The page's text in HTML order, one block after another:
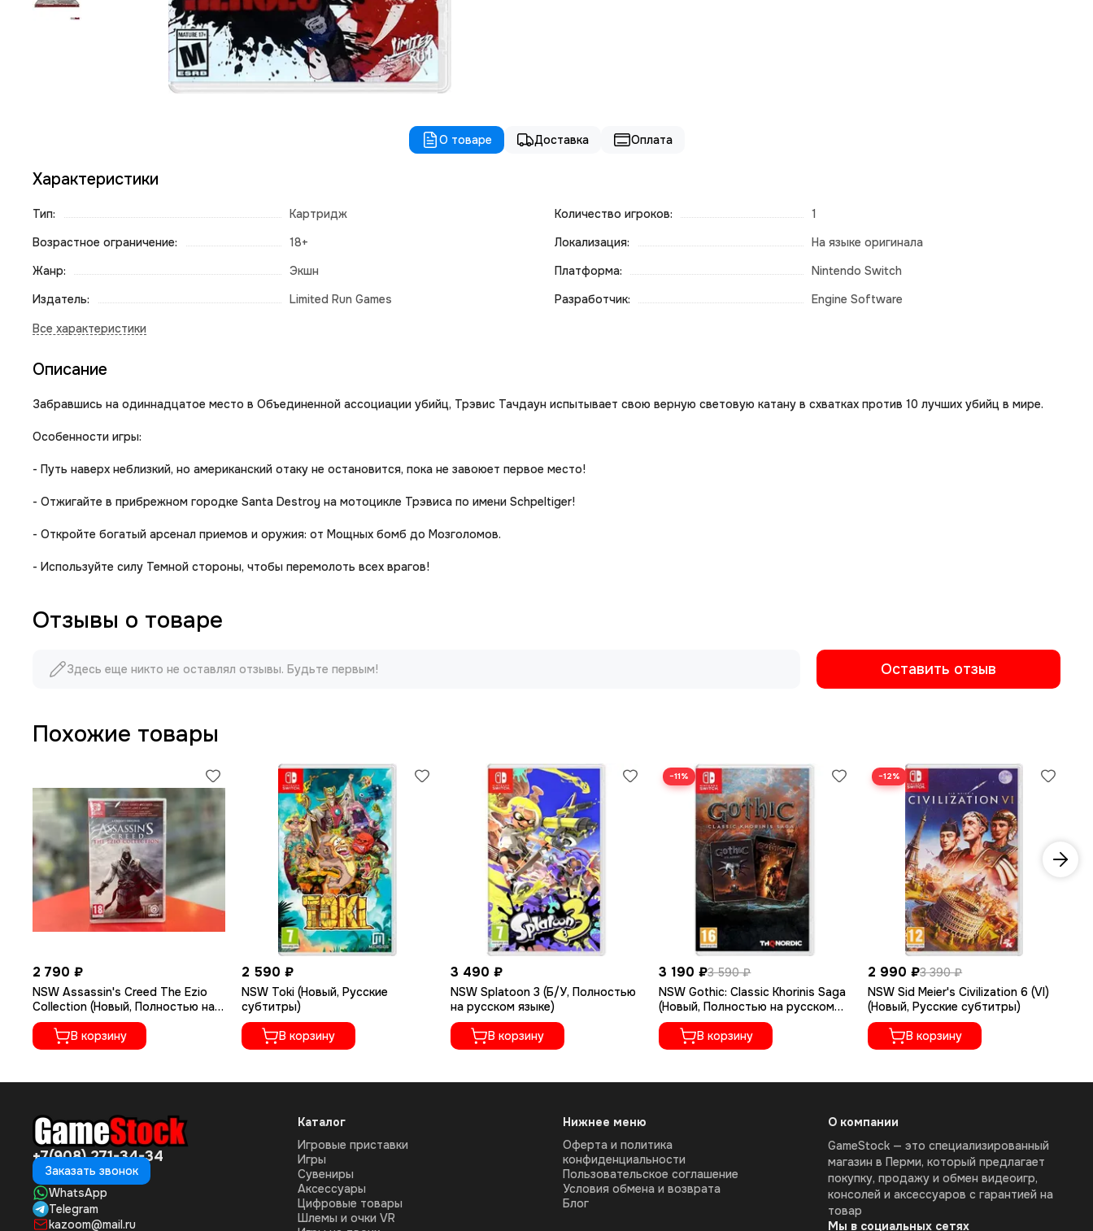
О товаре Доставка Оплата
Характеристики
Тип:
Картридж
Возрастное ограничение:
18+
Жанр:
Экшн
Издатель:
Limited Run Games
Количество игроков:
1
Локализация:
На языке оригинала
Платформа:
Nintendo Switch
Разработчик:
Engine Software
Описание
Забравшись на одиннадцатое место в Объединенной ассоциации убийц, Трэвис Тачдаун испытывает свою верную световую катану в схватках против 10 лучших убийц в мире.
Особенности игры:
- Путь наверх неблизкий, но американский отаку не остановится, пока не завоюет первое место!
- Отжигайте в прибрежном городке Santa Destroy на мотоцикле Трэвиса по имени Schpeltiger!
- Откройте богатый арсенал приемов и оружия: от Мощных бомб до Мозголомов.
- Используйте силу Темной стороны, чтобы перемолоть всех врагов!
Отзывы о товаре
Здесь еще никто не оставлял отзывы. Будьте первым! Оставить отзыв
Похожие товары
2 790 ₽
NSW Assassin's Creed The Ezio
Collection (Новый, Полностью на
русском языке)
В корзину
2 590 ₽
NSW Toki (Новый, Русские
субтитры)
В корзину
3 490 ₽
NSW Splatoon 3 (Б/У, Полностью
на русском языке)
В корзину
−11%
3 190 ₽3 590 ₽
NSW Gothic: Classic Khorinis Saga
(Новый, Полностью на русском
языке)
В корзину
−12%
2 990 ₽3 390 ₽
NSW Sid Meier's Civilization 6 (VI)
(Новый, Русские субтитры)
В корзину
+7(908) 271-34-34
Заказать звонок
WhatsApp
Telegram
kazoom@mail.ru
Каталог
Игровые приставки
Игры
Сувениры
Аксессуары
Цифровые товары
Шлемы и очки VR
Нижнее меню
Оферта и политика
конфиденциальности
Пользовательское соглашение
Условия обмена и возврата
Блог
О компании
GameStock — это специализированный
магазин в Перми, который предлагает
покупку, продажу и обмен видеоигр,
консолей и аксессуаров с гарантией на
товар
Мы в социальных сетях